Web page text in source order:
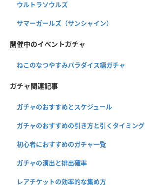
ウルトラソウルズ
サマーガールズ（サンシャイン）
開催中のイベントガチャ
ねこのなつやすみパラダイス編ガチャ
ガチャ関連記事
ガチャのおすすめとスケジュール
ガチャのおすすめの引き方と引くタイミング
初心者におすすめのガチャ一覧
ガチャの演出と排出確率
レアチケットの効率的な集め方